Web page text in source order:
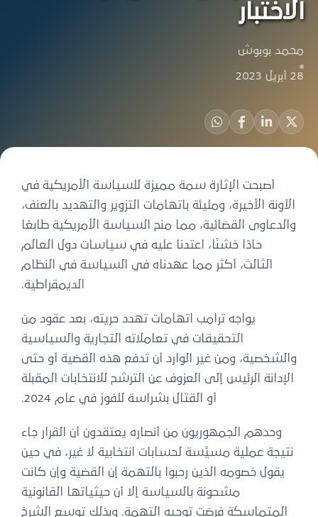
الاختبار
محمد بوبوش
28 أبريل 2023
أصبحت الإثارة سمة مميزة للسياسة الأمريكية في
الآونة الأخيرة، ومليئة باتهامات التزوير والتهديد بالعنف،
والدعاوى القضائية، مما منح السياسة الأمريكية طابعًا
حادًا خشنًا، اعتدنا عليه في سياسات دول العالم
الثالث، أكثر مما عهدناه في السياسة في النظام
الديمقراطية.
يواجه ترامب اتهامات تهدد حريته، بعد عقود من
التحقيقات في تعاملاته التجارية والسياسية
والشخصية، ومن غير الوارد أن تدفع هذه القضية أو حتى
الإدانة الرئيس إلى العزوف عن الترشح للانتخابات المقبلة
أو القتال بشراسة للفوز في عام 2024.
وحدهم الجمهوريون من أنصاره يعتقدون أن القرار جاء
نتيجة عملية مسيَّسة لحسابات انتخابية لا غير، في حين
يقول خصومه الذين رحبوا بالتهمة إن القضية وإن كانت
مشحونة بالسياسة إلا أن حيثياتها القانونية
المتماسكة فرضت توجيه التهمة. وبذلك توسع الشرخ